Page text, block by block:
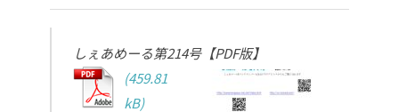
しぇあめーる第214号【PDF版】